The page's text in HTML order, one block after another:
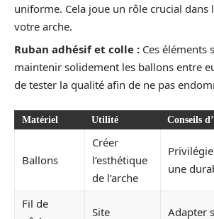
uniforme. Cela joue un rôle crucial dans
votre arche.
Ruban adhésif et colle : Ces éléments
maintenir solidement les ballons entre
de tester la qualité afin de ne pas
Matériel Utilité Conseils
Ballons
Créer
l’esthétique
de l’arche
une
Fil de
Site
Adapter